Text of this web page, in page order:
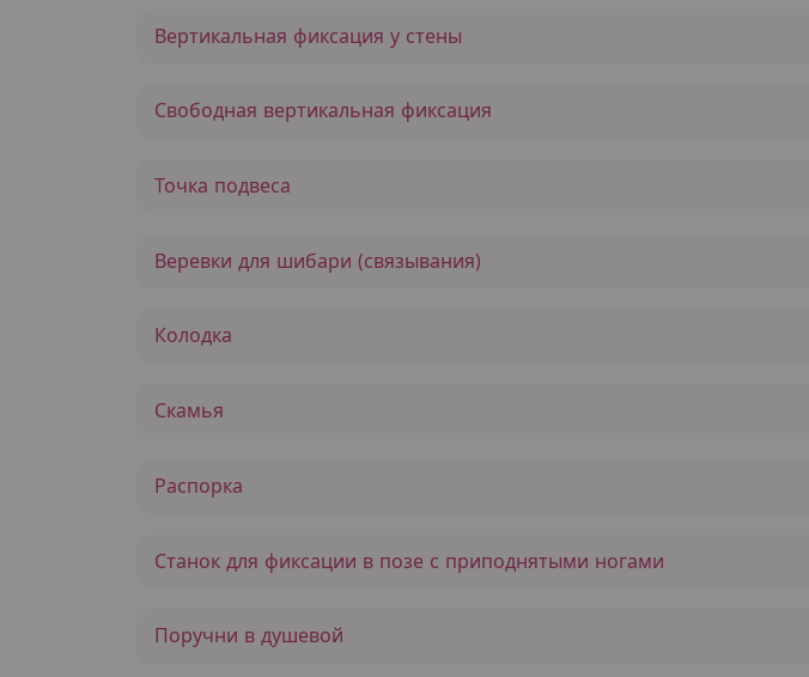
Вертикальная фиксация у стены
Свободная вертикальная фиксация
Точка подвеса
Веревки для шибари (связывания)
Колодка
Скамья
Распорка
Станок для фиксации в позе с приподнятыми ногами
Поручни в душевой